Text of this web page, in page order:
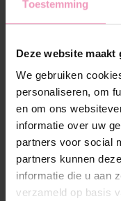
Toestemming
Deze website
We gebruiken
personaliseren, om
en om ons
informatie over uw
partners voor social
partners kunnen
informatie die u aan
verzameld op basis
Beschrijving
Hondenshampoo
Sommige geuren
zo één. Zacht,
klinkt toch als de
hondenshampoo?
hondenshampoo
hond heerlijk ruikt,